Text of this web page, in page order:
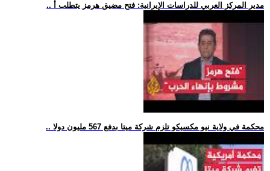
.. مدير المركز العربي للدراسات الإيرانية: فتح مضيق هرمز يتطلب أ
.. محكمة في ولاية نيو مكسيكو تلزم شركة ميتا بدفع 567 مليون دولا